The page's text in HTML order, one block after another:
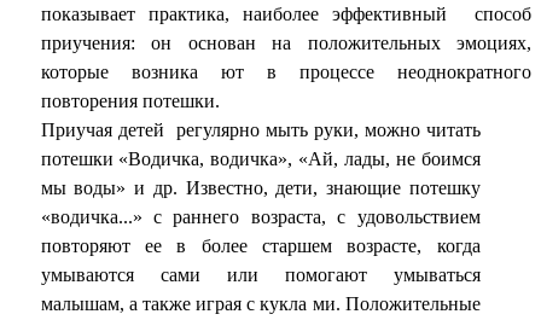
показывает практика, наиболее эффективный способ
приучения: он основан на положительных эмоциях,
которые возника ют в процессе неоднократного
повторения потешки.
Приучая детей регулярно мыть руки, можно читать
потешки «Водичка, водичка», «Ай, лады, не боимся
мы воды» и др. Известно, дети, знающие потешку
«водичка...» с раннего возраста, с удовольствием
повторяют ее в более старшем возрасте, когда
умываются сами или помогают умываться
малышам, а также играя с кукла ми. Положительные